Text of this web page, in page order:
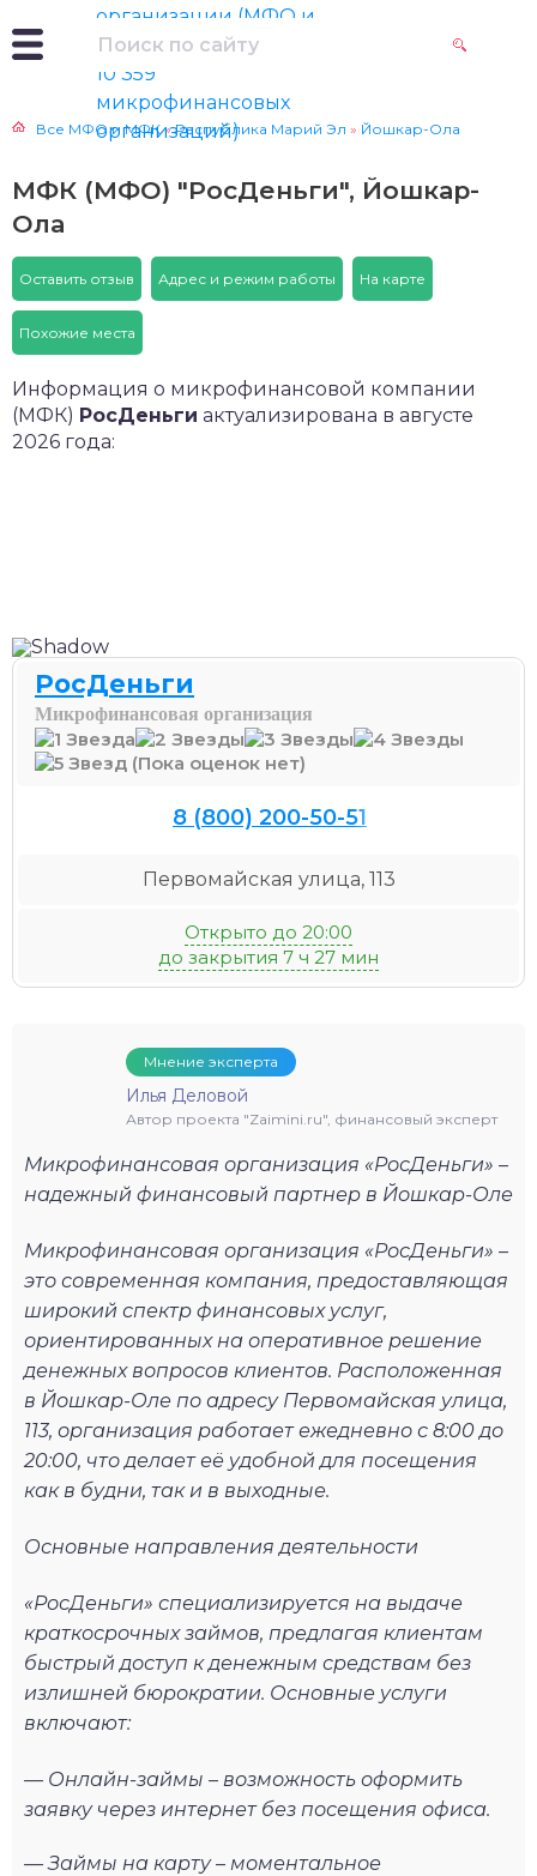
Все МФО и МФК » Республика Марий Эл » Йошкар-Ола
МФК (МФО) "РосДеньги", Йошкар-
Ола
Оставить отзыв Адрес и режим работы На карте
Похожие места
Информация о микрофинансовой компании
(МФК) РосДеньги актуализирована в августе
2026 года:
РосДеньги
Микрофинансовая организация
(Пока оценок нет)
8 (800) 200-50-51
Первомайская улица, 113
Открыто до 20:00
до закрытия 7 ч 27 мин
Мнение эксперта
Илья Деловой
Автор проекта "Zaimini.ru", финансовый эксперт
Микрофинансовая организация «РосДеньги» –
надежный финансовый партнер в Йошкар-Оле
Микрофинансовая организация «РосДеньги» –
это современная компания, предоставляющая
широкий спектр финансовых услуг,
ориентированных на оперативное решение
денежных вопросов клиентов. Расположенная
в Йошкар-Оле по адресу Первомайская улица,
113, организация работает ежедневно с 8:00 до
20:00, что делает её удобной для посещения
как в будни, так и в выходные.
Основные направления деятельности
«РосДеньги» специализируется на выдаче
краткосрочных займов, предлагая клиентам
быстрый доступ к денежным средствам без
излишней бюрократии. Основные услуги
включают:
— Онлайн-займы – возможность оформить
заявку через интернет без посещения офиса.
— Займы на карту – моментальное